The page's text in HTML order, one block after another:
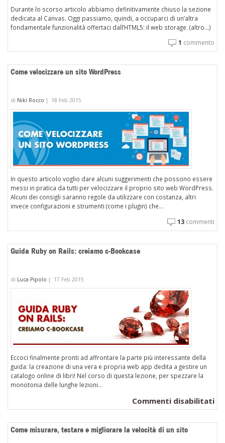
Durante lo scorso articolo abbiamo definitivamente chiuso la sezione
dedicata al Canvas. Oggi passiamo, quindi, a occuparci di un’altra
fondamentale funzionalità offertaci dall’HTML5: il web storage. (altro…)
1 commento
Come velocizzare un sito WordPress
di Niki Rocco | 18 Feb 2015
In questo articolo voglio dare alcuni suggerimenti che possono essere
messi in pratica da tutti per velocizzare il proprio sito web WordPress.
Alcuni dei consigli saranno regole da utilizzare con costanza, altri
invece configurazioni e strumenti (come i plugin) che...
13 commenti
Guida Ruby on Rails: creiamo c-Bookcase
di Luca Pipolo | 17 Feb 2015
Eccoci finalmente pronti ad affrontare la parte più interessante della
guida: la creazione di una vera e propria web app dedita a gestire un
catalogo online di libri! Nel corso di questa lezione, per spezzare la
monotonia delle lunghe lezioni...
Commenti disabilitatisu
Come misurare, testare e migliorare la velocità di un sito